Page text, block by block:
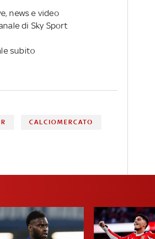
news e video
di Sky Sport
subito
CALCIOMERCATO